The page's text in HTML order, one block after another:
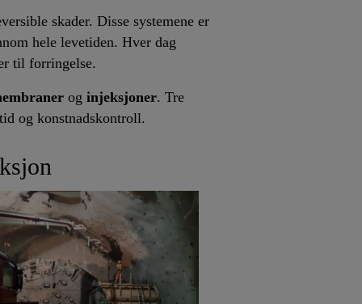
skader. Disse systemene er
hele levetiden. Hver dag
til forringelse.
og injeksjoner. Tre
og konstnadskontroll.